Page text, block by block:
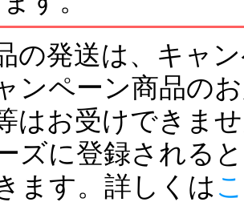
の発送は、キャ
ンペーン商品の
はお受けできま
ズに登録される
ます。詳しくは